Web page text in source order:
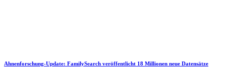
Ahnenforschung-Update: FamilySearch veröffentlicht 18 Millionen neue Datensätze